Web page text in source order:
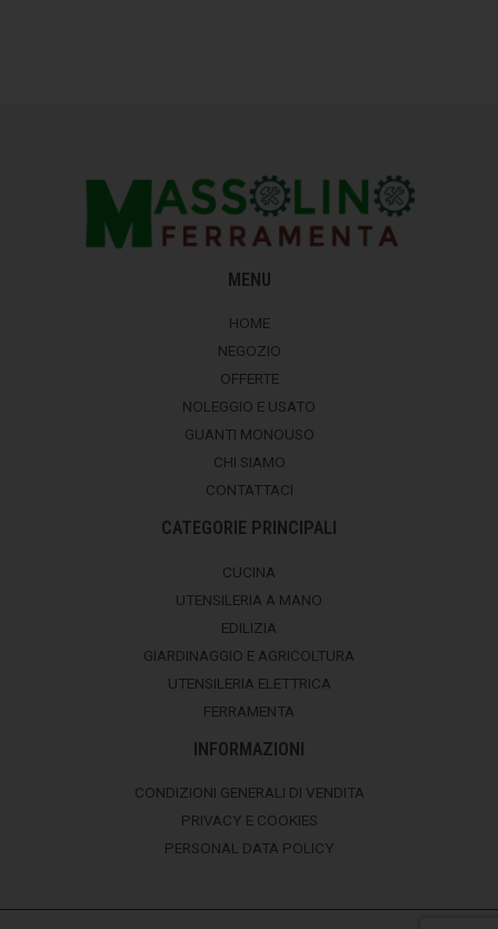
MENU
HOME
NEGOZIO
OFFERTE
NOLEGGIO E USATO
GUANTI MONOUSO
CHI SIAMO
CONTATTACI
CATEGORIE PRINCIPALI
CUCINA
UTENSILERIA A MANO
EDILIZIA
GIARDINAGGIO E AGRICOLTURA
UTENSILERIA ELETTRICA
FERRAMENTA
INFORMAZIONI
CONDIZIONI GENERALI DI VENDITA
PRIVACY E COOKIES
PERSONAL DATA POLICY